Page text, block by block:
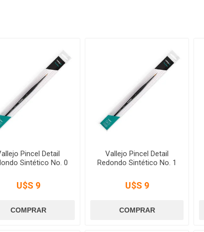
Pincel Detail
Sintético No. 0
U$S 9
Vallejo Pincel Detail
Redondo Sintético No. 1
U$S 9